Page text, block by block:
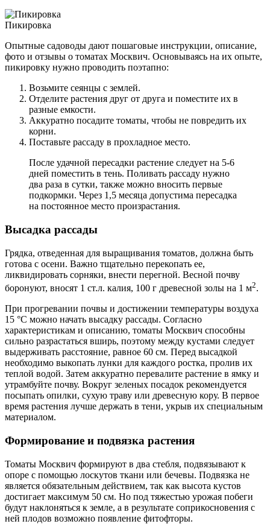
Пикировка
Опытные садоводы дают пошаговые инструкции, описание,
фото и отзывы о томатах Москвич. Основываясь на их опыте,
пикировку нужно проводить поэтапно:
Возьмите сеянцы с землей.
Отделите растения друг от друга и поместите их в
разные емкости.
Аккуратно посадите томаты, чтобы не повредить их
корни.
Поставьте рассаду в прохладное место.
После удачной пересадки растение следует на 5-6
дней поместить в тень. Поливать рассаду нужно
два раза в сутки, также можно вносить первые
подкормки. Через 1,5 месяца допустима пересадка
на постоянное место произрастания.
Высадка рассады
Грядка, отведенная для выращивания томатов, должна быть
готова с осени. Важно тщательно перекопать ее,
ликвидировать сорняки, внести перегной. Весной почву
боронуют, вносят 1 ст.л. калия, 100 г древесной золы на 1 м2.
При прогревании почвы и достижении температуры воздуха
15 °C можно начать высадку рассады. Согласно
характеристикам и описанию, томаты Москвич способны
сильно разрастаться вширь, поэтому между кустами следует
выдерживать расстояние, равное 60 см. Перед высадкой
необходимо выкопать лунки для каждого ростка, пролив их
теплой водой. Затем аккуратно перевалите растение в ямку и
утрамбуйте почву. Вокруг зеленых посадок рекомендуется
посыпать опилки, сухую траву или древесную кору. В первое
время растения лучше держать в тени, укрыв их специальным
материалом.
Формирование и подвязка растения
Томаты Москвич формируют в два стебля, подвязывают к
опоре с помощью лоскутов ткани или бечевы. Подвязка не
является обязательным действием, так как высота кустов
достигает максимум 50 см. Но под тяжестью урожая побеги
будут наклоняться к земле, а в результате соприкосновения с
ней плодов возможно появление фитофторы.